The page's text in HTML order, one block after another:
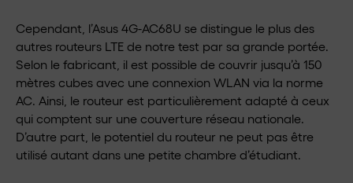
Cependant, l’Asus 4G-AC68U se distingue le plus des
autres routeurs LTE de notre test par sa grande portée.
Selon le fabricant, il est possible de couvrir jusqu’à 150
mètres cubes avec une connexion WLAN via la norme
AC. Ainsi, le routeur est particulièrement adapté à ceux
qui comptent sur une couverture réseau nationale.
D’autre part, le potentiel du routeur ne peut pas être
utilisé autant dans une petite chambre d’étudiant.